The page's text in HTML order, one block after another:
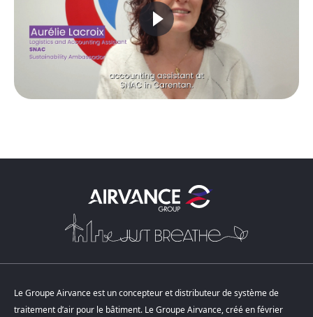
Le Groupe Airvance est un concepteur et distributeur de système de
traitement d’air pour le bâtiment. Le Groupe Airvance, créé en février